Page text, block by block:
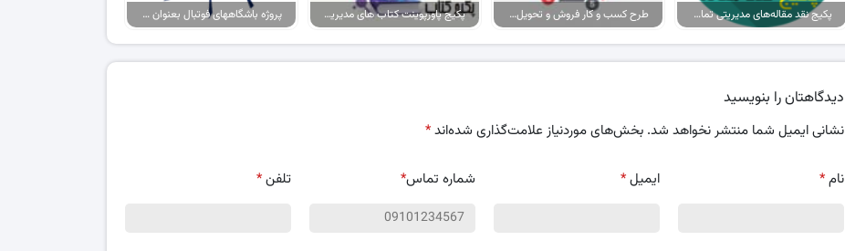
پکیج نقد مقاله‌های مدیریتی تمام گرایش‌ها طرح کسب و کار فروش و تحویل پیتزا در ایران پکیج پاورپوینت کتاب های مدیریت ورزشی پروژه باشگاههای فوتبال بعنوان برند، حامیان آنها بعنوان مصرف کننده
دیدگاهتان را بنویسید
نشانی ایمیل شما منتشر نخواهد شد. بخش‌های موردنیاز علامت‌گذاری شده‌اند*
نام* ایمیل* شماره تماس* تلفن*